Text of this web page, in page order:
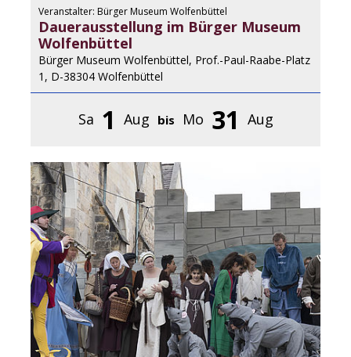
Veranstalter: Bürger Museum Wolfenbüttel
Dauerausstellung im Bürger Museum
Wolfenbüttel
Bürger Museum Wolfenbüttel, Prof.-Paul-Raabe-Platz
1, D-38304 Wolfenbüttel
Sa 1 Aug bis Mo 31 Aug